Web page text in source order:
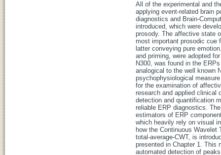
All of the experimental and
applying event-related brain
diagnostics and Brain-
introduced, which were
prosody. The affective state
most important prosodic cue
latter conveying pure
and priming, were adopted
N300, was found in the
analogical to the well known
psychophysiological
for the examination of
research and applied clinical
detection and quantification
reliable ERP diagnostics.
estimators of ERP
which heavily rely on visual
how the Continuous
total-average-CWT, is
presented in Chapter 1. This
automated detection of